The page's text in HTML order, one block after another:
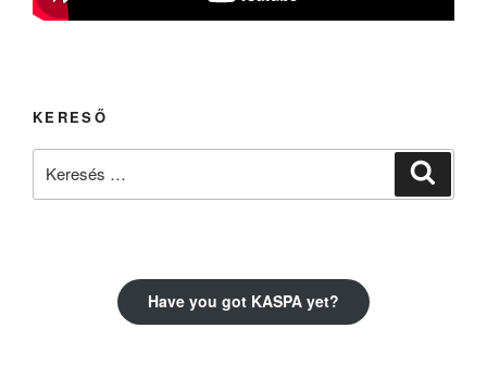
KERESŐ
Have you got KASPA yet?